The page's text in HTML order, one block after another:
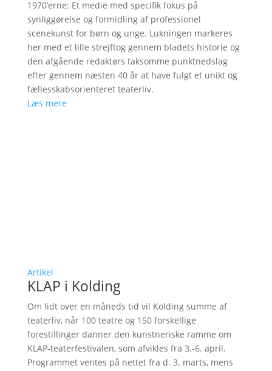
1970’erne: Et medie med specifik fokus på
synliggørelse og formidling af professionel
scenekunst for børn og unge. Lukningen markeres
her med et lille strejftog gennem bladets historie og
den afgående redaktørs taksomme punktnedslag
efter gennem næsten 40 år at have fulgt et unikt og
fællesskabsorienteret teaterliv.
Læs mere
Artikel
KLAP i Kolding
Om lidt over en måneds tid vil Kolding summe af
teaterliv, når 100 teatre og 150 forskellige
forestillinger danner den kunstneriske ramme om
KLAP-teaterfestivalen, som afvikles fra 3.-6. april.
Programmet ventes på nettet fra d. 3. marts, mens